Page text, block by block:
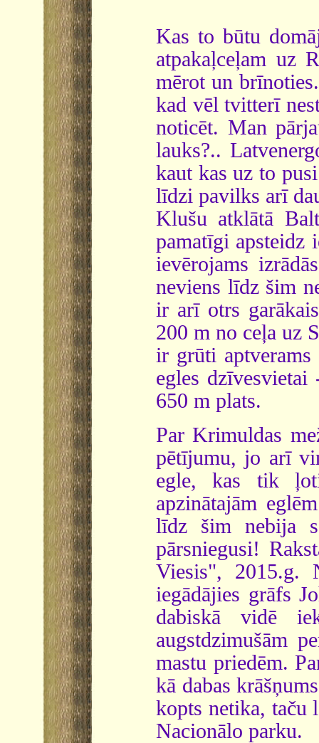
Kas to būtu
atpakaļceļam uz
mērot un
kad vēl tvitterī
noticēt. Man
lauks?..
kaut kas uz to
līdzi pavilks arī
Klušu atklātā
pamatīgi apsteidz
ievērojams
neviens līdz šim
ir arī otrs
200 m no ceļa uz
ir grūti aptverams
egles
650 m plats.
Par Krimuldas
pētījumu, jo arī
egle, kas tik
apzinātajām
līdz šim nebija
pārsniegusi!
Viesis", 2015.g.
iegādājies grāfs
dabiskā vidē
augstdzimušām
mastu priedēm.
kā dabas
kopts netika, taču
Nacionālo parku.